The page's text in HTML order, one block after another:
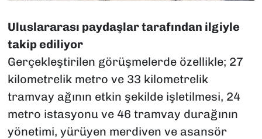
Uluslararası paydaşlar tarafından ilgiyle
takip ediliyor
Gerçekleştirilen görüşmelerde özellikle; 27
kilometrelik metro ve 33 kilometrelik
tramvay ağının etkin şekilde işletilmesi, 24
metro istasyonu ve 46 tramvay durağının
yönetimi, yürüyen merdiven ve asansör